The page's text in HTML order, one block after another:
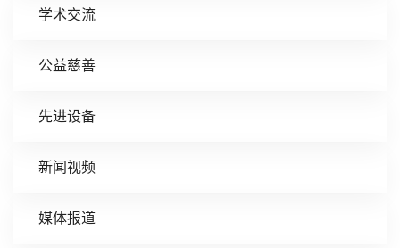
学术交流
公益慈善
先进设备
新闻视频
媒体报道